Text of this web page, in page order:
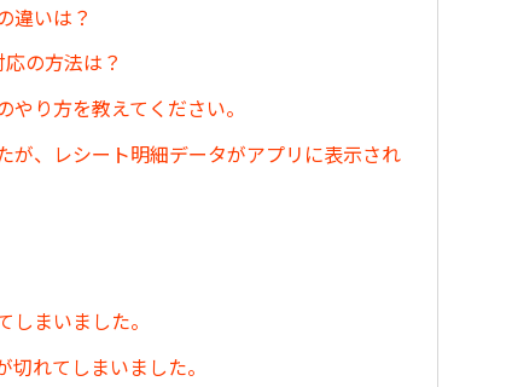
違いは？
の方法は？
り方を教えてください。
が、レシート明細データがアプリに表示され
まいました。
れてしまいました。